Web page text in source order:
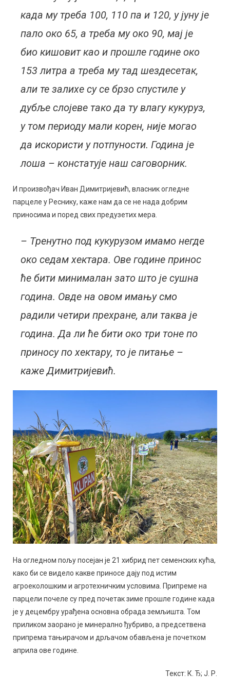
када му треба 100, 110 па и 120, у јуну је
пало око 65, а треба му око 90, мај је
био кишовит као и прошле године око
153 литра а треба му тад шездесетак,
али те залихе су се брзо спустиле у
дубље слојеве тако да ту влагу кукуруз,
у том периоду мали корен, није могао
да искористи у потпуности. Година је
лоша – констатује наш саговорник.
И произвођач Иван Димитријевић, власник огледне
парцеле у Реснику, каже нам да се не нада добрим
приносима и поред свих предузетих мера.
– Тренутно под кукурузом имамо негде
око седам хектара. Ове године принос
ће бити минималан зато што је сушна
година. Овде на овом имању смо
радили четири прехране, али таква је
година. Да ли ће бити око три тоне по
приносу по хектару, то је питање –
каже Димитријевић.
На огледном пољу посејан је 21 хибрид пет семенских кућа,
како би се видело какве приносе дају под истим
агроеколошким и агротехничким условима. Припреме на
парцели почеле су пред почетак зиме прошле године када
је у децембру урађена основна обрада земљишта. Том
приликом заорано је минерално ђубриво, а предсетвена
припрема тањирачом и дрљачом обављена је почетком
априла ове године.
Текст: К. Ђ; Ј. Р.